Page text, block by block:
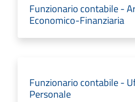
Funzionario contabile -
Economico-Finanziaria
Funzionario contabile -
Personale